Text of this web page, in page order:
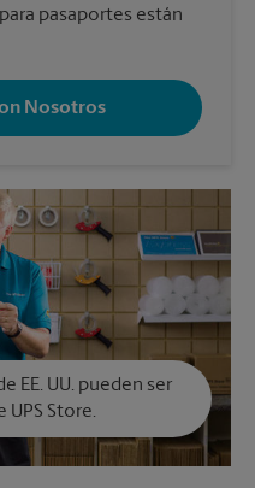
pasaportes están
Nosotros
EE. UU. pueden ser
UPS Store.